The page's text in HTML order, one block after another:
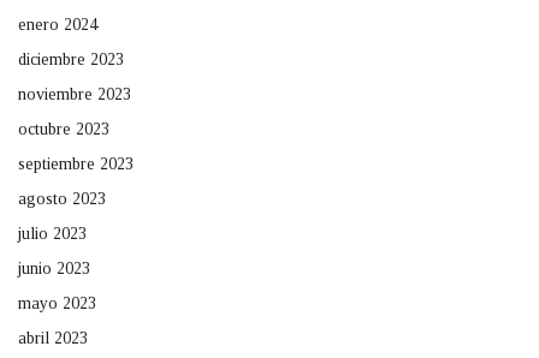
enero 2024
diciembre 2023
noviembre 2023
octubre 2023
septiembre 2023
agosto 2023
julio 2023
junio 2023
mayo 2023
abril 2023